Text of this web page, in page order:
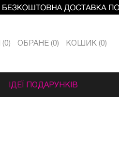
0 ОБРАНЕ 0 КОШИК 0
ІДЕЇ ПОДАРУНКІВ